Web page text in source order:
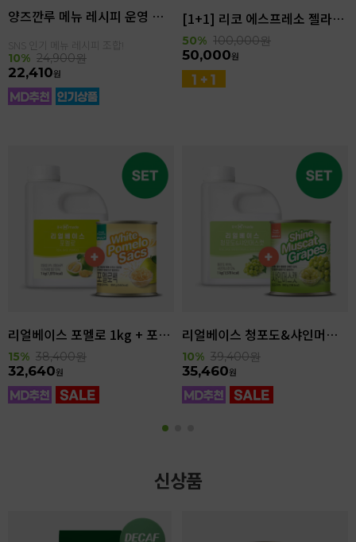
양즈깐루 메뉴 레시피 운영 세트
SNS 인기 메뉴 레시피 조합!
10% 24,900원
22,410원
[1+1] 리코 에스프레소 젤라또 4kg(4.6L)
50% 100,000원
50,000원
리얼베이스 포멜로 1kg + 포멜로쌕 850g SET
15% 38,400원
32,640원
리얼베이스 청포도&샤인머스캣 1kg + 샤인머스캣 850g SET
10% 39,400원
35,460원
신상품